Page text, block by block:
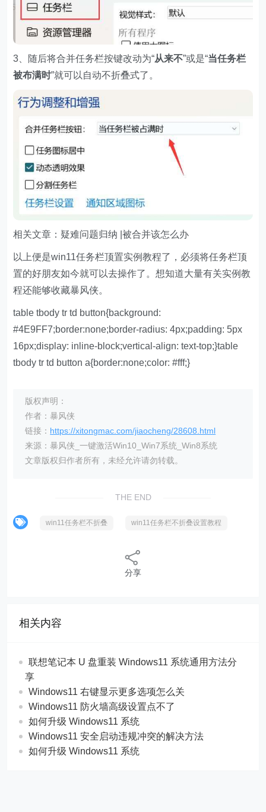
3、随后将合并任务栏按键改动为“从来不”或是“当任务栏
被布满时”就可以自动不折叠式了。
相关文章：疑难问题归纳 |被合并该怎么办
以上便是win11任务栏顶置实例教程了，必须将任务栏顶
置的好朋友如今就可以去操作了。想知道大量有关实例教
程还能够收藏暴风侠。
table tbody tr td button{background:
#4E9FF7;border:none;border-radius: 4px;padding: 5px
16px;display: inline-block;vertical-align: text-top;}table
tbody tr td button a{border:none;color: #fff;}
版权声明：
作者：暴风侠
链接： https://xitongmac.com/jiaocheng/28608.html
来源：暴风侠_一键激活Win10_Win7系统_Win8系统
文章版权归作者所有，未经允许请勿转载。
THE END
win11任务栏不折叠 win11任务栏不折叠设置教程
分享
相关内容
联想笔记本 U 盘重装 Windows11 系统通用方法分
享
Windows11 右键显示更多选项怎么关
Windows11 防火墙高级设置点不了
如何升级 Windows11 系统
Windows11 安全启动违规冲突的解决方法
如何升级 Windows11 系统